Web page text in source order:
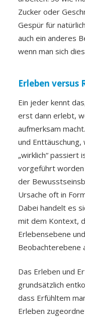
Zucker oder
Gespür für
auch ein anderes
wenn man sich
Erleben versus
Ein jeder kennt
erst dann erlebt,
aufmerksam
und
„wirklich“ passiert
vorgeführt worden
der
Ursache oft in
Dabei handelt es
mit dem Kontext,
Erlebensebene
Beobachterebene
Das Erleben und
grundsätzlich
dass Erfühltem
Erleben